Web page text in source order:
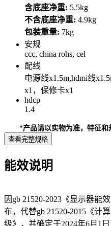
含底座净重: 5.5kg
不含底座净重: 4.9kg
包装重量: 7kg
安规
ccc, china rohs, cel
配线
电源线x1.5m,hdmi线
x1，保修卡x1
hdcp
1.4
*产品请以实物为准，特征和
查看完整规格
能效说明
因gb 21520-2023《显示器能
布，代替gb 21520-2015《计
级》，并确定于2024年6月1